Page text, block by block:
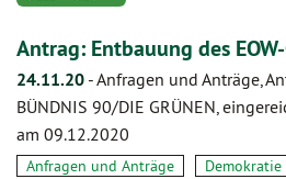
Antrag: Entbauung des
24.11.20 -Anfragen und Anträge,
BÜNDNIS 90/DIE GRÜNEN,
am 09.12.2020
Anfragen und Anträge